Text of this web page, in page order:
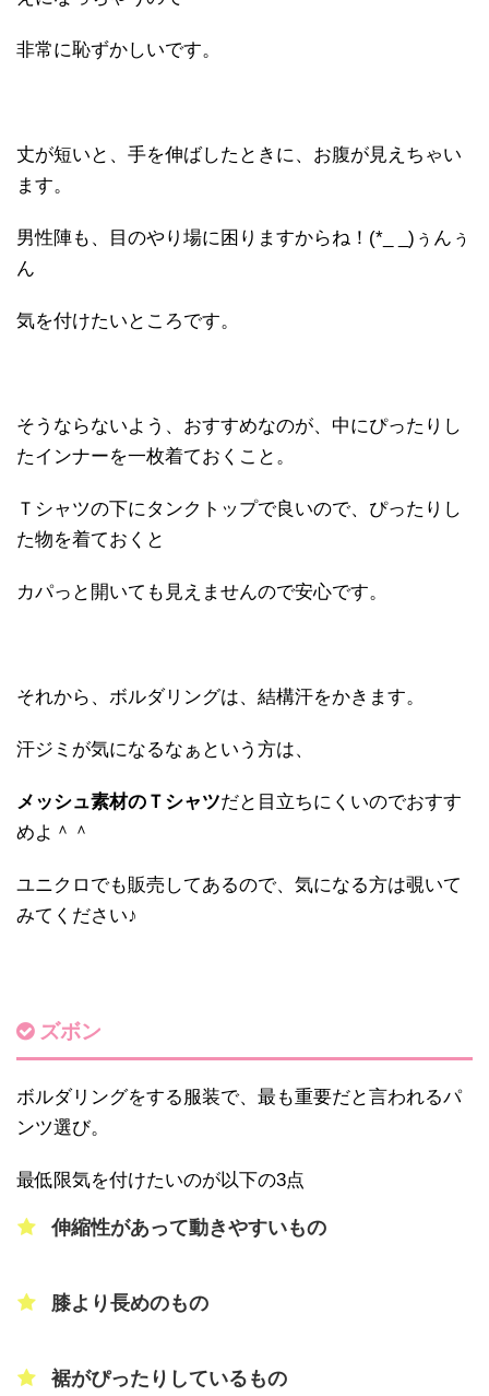
非常に恥ずかしいです。
丈が短いと、手を伸ばしたときに、お腹が見えちゃい
ます。
男性陣も、目のやり場に困りますからね！(*_ _)ぅんぅ
ん
気を付けたいところです。
そうならないよう、おすすめなのが、中にぴったりし
たインナーを一枚着ておくこと。
Ｔシャツの下にタンクトップで良いので、ぴったりし
た物を着ておくと
カパっと開いても見えませんので安心です。
それから、ボルダリングは、結構汗をかきます。
汗ジミが気になるなぁという方は、
メッシュ素材のＴシャツだと目立ちにくいのでおすす
めよ＾＾
ユニクロでも販売してあるので、気になる方は覗いて
みてください♪
ズボン
ボルダリングをする服装で、最も重要だと言われるパ
ンツ選び。
最低限気を付けたいのが以下の3点
伸縮性があって動きやすいもの
膝より長めのもの
裾がぴったりしているもの